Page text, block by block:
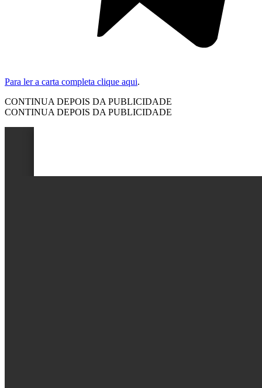
Para ler a carta completa clique aqui.
CONTINUA DEPOIS DA PUBLICIDADE
CONTINUA DEPOIS DA PUBLICIDADE